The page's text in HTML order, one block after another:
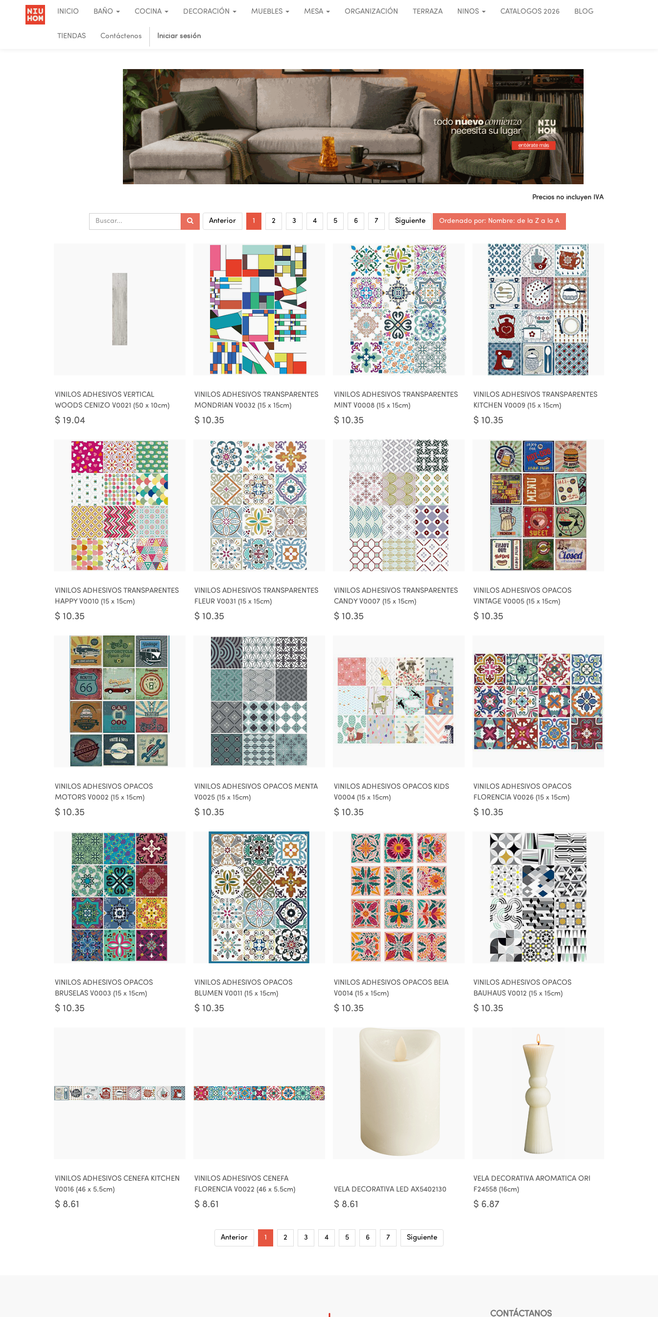
INICIO BAÑO COCINA DECORACIÓN MUEBLES MESA ORGANIZACIÓN TERRAZA NINOS CATALOGOS 2026 BLOG
TIENDAS Contáctenos Iniciar sesión
.
Precios no incluyen IVA
Anterior 1 2 3 4 5 6 7 Siguiente Ordenado por: Nombre: de la Z a la A
VINILOS ADHESIVOS VERTICAL
WOODS CENIZO V0021 (50 x 10cm)
$ 19.04
VINILOS ADHESIVOS TRANSPARENTES
MONDRIAN V0032 (15 x 15cm)
$ 10.35
VINILOS ADHESIVOS TRANSPARENTES
MINT V0008 (15 x 15cm)
$ 10.35
VINILOS ADHESIVOS TRANSPARENTES
KITCHEN V0009 (15 x 15cm)
$ 10.35
VINILOS ADHESIVOS TRANSPARENTES
HAPPY V0010 (15 x 15cm)
$ 10.35
VINILOS ADHESIVOS TRANSPARENTES
FLEUR V0031 (15 x 15cm)
$ 10.35
VINILOS ADHESIVOS TRANSPARENTES
CANDY V0007 (15 x 15cm)
$ 10.35
VINILOS ADHESIVOS OPACOS
VINTAGE V0005 (15 x 15cm)
$ 10.35
VINILOS ADHESIVOS OPACOS
MOTORS V0002 (15 x 15cm)
$ 10.35
VINILOS ADHESIVOS OPACOS MENTA
V0025 (15 x 15cm)
$ 10.35
VINILOS ADHESIVOS OPACOS KIDS
V0004 (15 x 15cm)
$ 10.35
VINILOS ADHESIVOS OPACOS
FLORENCIA V0026 (15 x 15cm)
$ 10.35
VINILOS ADHESIVOS OPACOS
BRUSELAS V0003 (15 x 15cm)
$ 10.35
VINILOS ADHESIVOS OPACOS
BLUMEN V0011 (15 x 15cm)
$ 10.35
VINILOS ADHESIVOS OPACOS BEIA
V0014 (15 x 15cm)
$ 10.35
VINILOS ADHESIVOS OPACOS
BAUHAUS V0012 (15 x 15cm)
$ 10.35
VINILOS ADHESIVOS CENEFA KITCHEN
V0016 (46 x 5.5cm)
$ 8.61
VINILOS ADHESIVOS CENEFA
FLORENCIA V0022 (46 x 5.5cm)
$ 8.61
VELA DECORATIVA LED AX5402130
$ 8.61
VELA DECORATIVA AROMATICA ORI
F24558 (16cm)
$ 6.87
Anterior 1 2 3 4 5 6 7 Siguiente
CONTÁCTANOS